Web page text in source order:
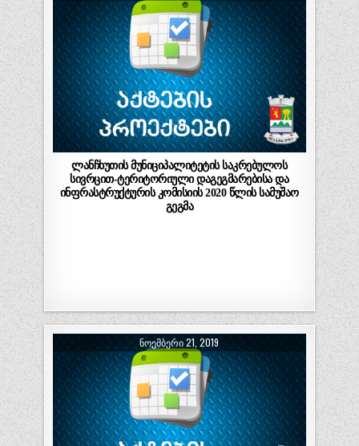
ლანჩხუთის მუნიციპალიტეტის საკრებულოს
სივრცით-ტერიტორიული დაგეგმარებისა და
ინფრასტრუქტურის კომისიის 2020 წლის სამუშაო
გეგმა
ᲜᲝᲔᲛᲑᲔᲠᲘ 21, 2019